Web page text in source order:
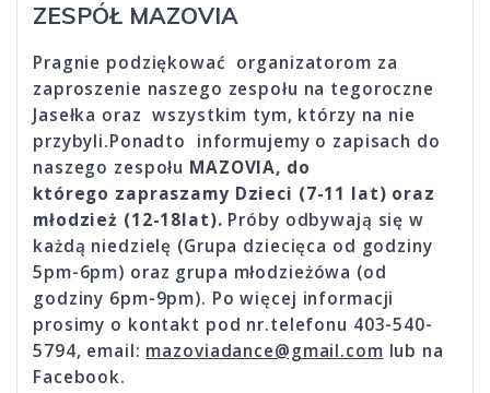
ZESPÓŁ MAZOVIA
Pragnie podziękować organizatorom za
zaproszenie naszego zespołu na tegoroczne
Jasełka oraz wszystkim tym, którzy na nie
przybyli.Ponadto informujemy o zapisach do
naszego zespołu MAZOVIA, do
którego zapraszamy Dzieci (7-11 lat) oraz
młodzież (12-18lat). Próby odbywają się w
każdą niedzielę (Grupa dziecięca od godziny
5pm-6pm) oraz grupa młodzieżówa (od
godziny 6pm-9pm). Po więcej informacji
prosimy o kontakt pod nr.telefonu 403-540-
5794, email: mazoviadance@gmail.com lub na
Facebook.